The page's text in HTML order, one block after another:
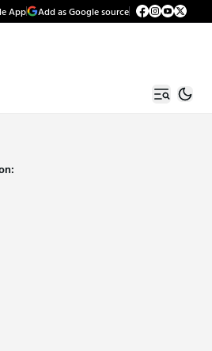
App Add as Google source